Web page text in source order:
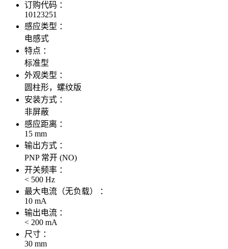
订购代码 ：
10123251
感应类型 ：
电感式
特点 ：
标准型
外观类型 ：
圆柱形，螺纹版
安装方式 ：
非屏蔽
感应距离 ：
15 mm
输出方式 ：
PNP 常开 (NO)
开关频率 ：
< 500 Hz
最大电流（无负载） ：
10 mA
输出电流 ：
< 200 mA
尺寸 ：
30 mm